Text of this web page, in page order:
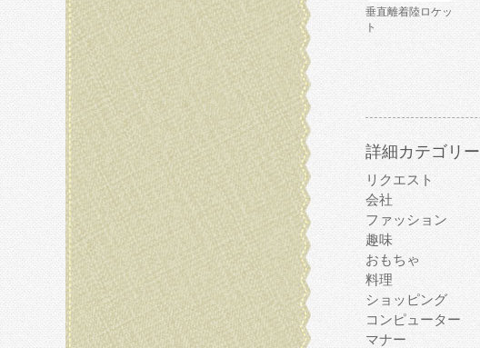
垂直離着陸ロケッ
ト
詳細カテゴリー
リクエスト
会社
ファッション
趣味
おもちゃ
料理
ショッピング
コンピューター
マナー